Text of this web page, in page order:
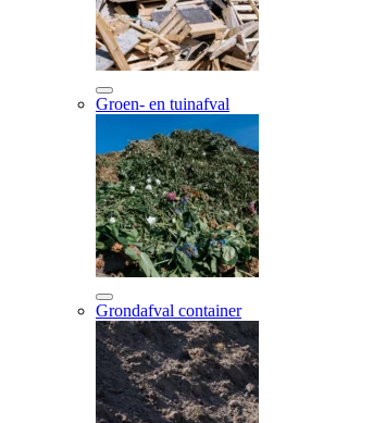
Groen- en tuinafval
Grondafval container